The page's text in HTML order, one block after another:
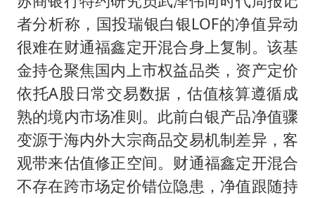
者分析称，国投瑞银白银LOF的净值异动
很难在财通福鑫定开混合身上复制。该基
金持仓聚焦国内上市权益品类，资产定价
依托A股日常交易数据，估值核算遵循成
熟的境内市场准则。此前白银产品净值骤
变源于海内外大宗商品交易机制差异，客
观带来估值修正空间。财通福鑫定开混合
不存在跨市场定价错位隐患，净值跟随持